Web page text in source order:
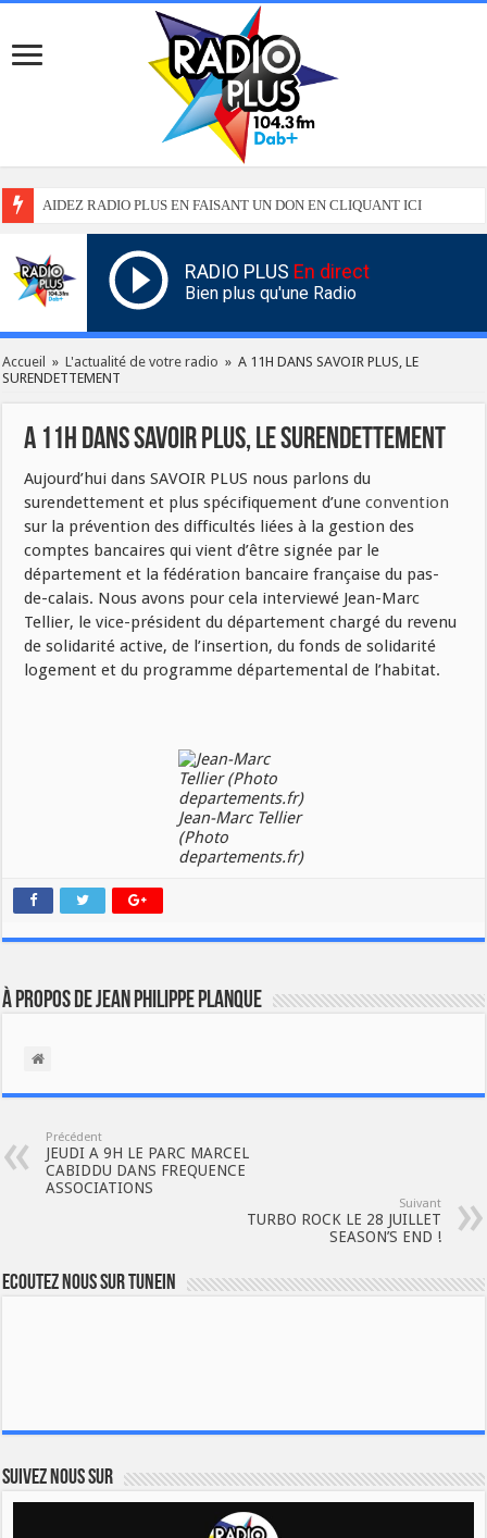
AIDEZ RADIO PLUS EN FAISANT UN DON EN CLIQUANT ICI
RADIO PLUS En direct
Bien plus qu'une Radio
Accueil » L'actualité de votre radio » A 11H DANS SAVOIR PLUS, LE
SURENDETTEMENT
A 11H DANS SAVOIR PLUS, LE SURENDETTEMENT
Aujourd’hui dans SAVOIR PLUS nous parlons du
surendettement et plus spécifiquement d’uneconvention
sur la prévention des difficultés liées à la gestion des
comptes bancaires qui vient d’être signée par le
département et la fédération bancaire française du pas-
de-calais. Nous avons pour cela interviewé Jean-Marc
Tellier, le vice-président du département chargé du revenu
de solidarité active, de l’insertion, du fonds de solidarité
logement et du programme départemental de l’habitat.
Jean-Marc Tellier
(Photo
departements.fr)
À propos de Jean Philippe Planque
Précédent
JEUDI A 9H LE PARC MARCEL
CABIDDU DANS FREQUENCE
ASSOCIATIONS
Suivant
TURBO ROCK LE 28 JUILLET
SEASON’S END !
Ecoutez nous sur TuneIn
Suivez nous sur